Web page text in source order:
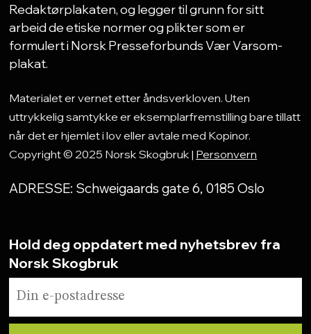
Redaktørplakaten, og legger til grunn for sitt
arbeid de etiske normer og plikter som er
formulert i Norsk Presseforbunds Vær Varsom-
plakat.
Materialet er vernet etter åndsverkloven. Uten
uttrykkelig samtykke er eksemplarfremstilling bare tillatt
når det er hjemlet i lov eller avtale med Kopinor.
Copyright © 2025 Norsk Skogbruk | Personvern
ADRESSE: Schweigaards gate 6, 0185 Oslo
Hold deg oppdatert med nyhetsbrev fra
Norsk Skogbruk